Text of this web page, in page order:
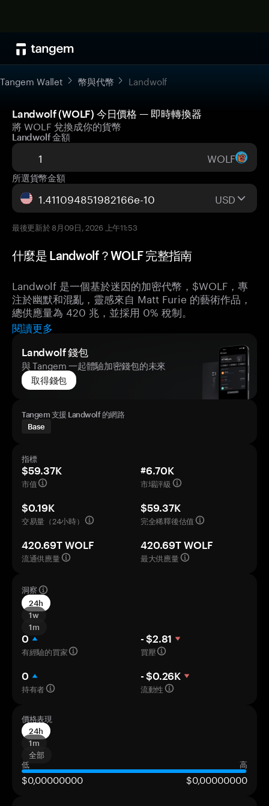
Tangem Wallet 幣與代幣 Landwolf
Landwolf (WOLF) 今日價格 — 即時轉換器
將 WOLF 兌換成你的貨幣
Landwolf 金額
WOLF
所選貨幣金額
USD
最後更新於 8月09日, 2026 上午11:53
什麼是 Landwolf？WOLF 完整指南
Landwolf 是一個基於迷因的加密代幣，$WOLF，專
注於幽默和混亂，靈感來自 Matt Furie 的藝術作品，
總供應量為 420 兆，並採用 0% 稅制。
閱讀更多
Landwolf 錢包
與 Tangem 一起體驗加密錢包的未來
取得錢包
Tangem 支援 Landwolf 的網路
Base
指標
$59.37K
市值
#6.70K
市場評級
$0.19K
交易量（24小時）
$59.37K
完全稀釋後估值
420.69T WOLF
流通供應量
420.69T WOLF
最大供應量
洞察
24h
1w
1m
0
有經驗的買家
- $2.81
買壓
0
持有者
- $0.26K
流動性
價格表現
24h
1m
全部
低
高
$0,00000000 $0,00000000